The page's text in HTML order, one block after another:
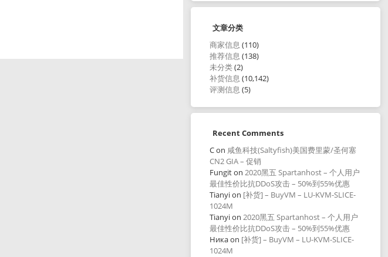
文章分类
商家信息 (110)
推荐信息 (138)
未分类(2)
补货信息 (10,142)
评测信息 (5)
Recent Comments
Con 咸鱼科技(Saltyfish)美国费里蒙/圣何塞
CN2 GIA – 促销
Fungiton2020黑五 Spartanhost – 个人用户
最佳性价比抗DDoS攻击 – 50%到55%优惠
Tianyion [补货] – BuyVM – LU-KVM-SLICE-
1024M
Tianyion2020黑五 Spartanhost – 个人用户
最佳性价比抗DDoS攻击 – 50%到55%优惠
Никаon [补货] – BuyVM – LU-KVM-SLICE-
1024M